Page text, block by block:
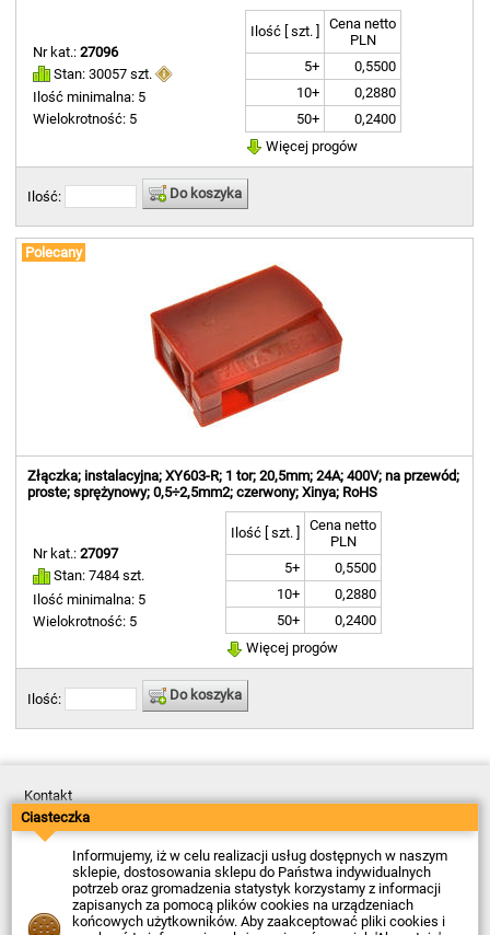
Nr kat.:27096
Stan: 30057 szt.
Ilość minimalna: 5
Wielokrotność: 5
Ilość [ szt. ]
Cena netto
PLN
5+
0,5500
10+
0,2880
50+
0,2400
Więcej progów
Ilość: Do koszyka
Polecany
Złączka; instalacyjna; XY603-R; 1 tor; 20,5mm; 24A; 400V; na przewód;
proste; sprężynowy; 0,5÷2,5mm2; czerwony; Xinya; RoHS
Nr kat.:27097
Stan: 7484 szt.
Ilość minimalna: 5
Wielokrotność: 5
Ilość [ szt. ]
Cena netto
PLN
5+
0,5500
10+
0,2880
50+
0,2400
Więcej progów
Ilość: Do koszyka
Kontakt
Dostawa
Płatność
Zwroty
Reklamacje
Regulamin
Polityka Prywatności
O Firmie
Ciasteczka
Informujemy, iż w celu realizacji usług dostępnych w naszym
sklepie, dostosowania sklepu do Państwa indywidualnych
potrzeb oraz gromadzenia statystyk korzystamy z informacji
zapisanych za pomocą plików cookies na urządzeniach
końcowych użytkowników. Aby zaakceptować pliki cookies i